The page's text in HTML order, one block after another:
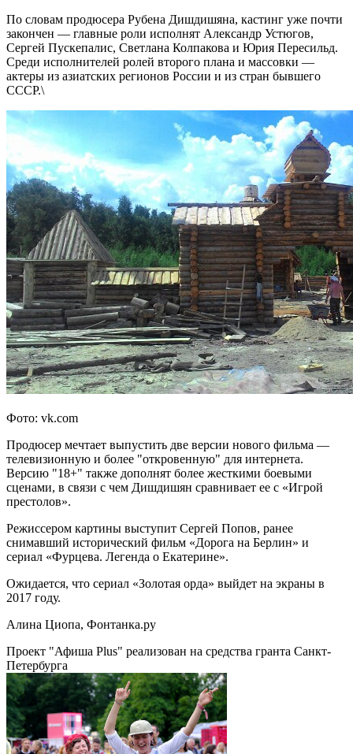
По словам продюсера Рубена Дишдишяна, кастинг уже почти
закончен — главные роли исполнят Александр Устюгов,
Сергей Пускепалис, Светлана Колпакова и Юрия Пересильд.
Среди исполнителей ролей второго плана и массовки —
актеры из азиатских регионов России и из стран бывшего
СССР.\
Фото: vk.com
Продюсер мечтает выпустить две версии нового фильма —
телевизионную и более "откровенную" для интернета.
Версию "18+" также дополнят более жесткими боевыми
сценами, в связи с чем Дишдишян сравнивает ее с «Игрой
престолов».
Режиссером картины выступит Сергей Попов, ранее
снимавший исторический фильм «Дорога на Берлин» и
сериал «Фурцева. Легенда о Екатерине».
Ожидается, что сериал «Золотая орда» выйдет на экраны в
2017 году.
Алина Циопа, Фонтанка.ру
Проект "Афиша Plus" реализован на средства гранта Санкт-
Петербурга